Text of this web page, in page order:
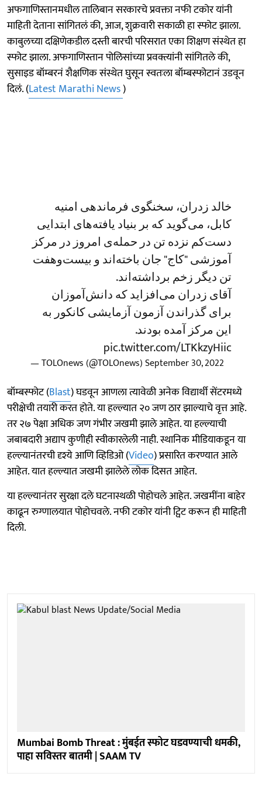
अफगाणिस्तानमधील तालिबान सरकारचे प्रवक्ता नफी टकोर यांनी
माहिती देताना सांगितलं की, आज, शुक्रवारी सकाळी हा स्फोट झाला.
काबुलच्या दक्षिणेकडील दस्ती बारची परिसरात एका शिक्षण संस्थेत हा
स्फोट झाला. अफगाणिस्तान पोलिसांच्या प्रवक्त्यांनी सांगितले की,
सुसाइड बॉम्बरनं शैक्षणिक संस्थेत घुसून स्वतःला बॉम्बस्फोटानं उडवून
दिलं. (Latest Marathi News)
خالد زدران، سخنگوی فرماندهی امنیه
کابل، می‌گوید که بر بنیاد یافته‌های ابتدایی
دست‌کم نزده تن در حمله‌ی امروز در مرکز
آموزشی "کاج" جان باخته‌اند و بیست‌وهفت
تن دیگر زخم برداشته‌اند.
آقای زدران می‌افزاید که دانش‌آموزان
برای گذراندن آزمون آزمایشی کانکور به
این مرکز آمده بودند.
pic.twitter.com/LTKkzyHiic
— TOLOnews (@TOLOnews)September 30, 2022
बॉम्बस्फोट (Blast) घडवून आणला त्यावेळी अनेक विद्यार्थी सेंटरमध्ये
परीक्षेची तयारी करत होते. या हल्ल्यात २० जण ठार झाल्याचे वृत्त आहे.
तर २७ पेक्षा अधिक जण गंभीर जखमी झाले आहेत. या हल्ल्याची
जबाबदारी अद्याप कुणीही स्वीकारलेली नाही. स्थानिक मीडियाकडून या
हल्ल्यानंतरची दृश्ये आणि व्हिडिओ (Video) प्रसारित करण्यात आले
आहेत. यात हल्ल्यात जखमी झालेले लोक दिसत आहेत.
या हल्ल्यानंतर सुरक्षा दले घटनास्थळी पोहोचले आहेत. जखमींना बाहेर
काढून रुग्णालयात पोहोचवले. नफी टकोर यांनी ट्विट करून ही माहिती
दिली.
Mumbai Bomb Threat : मुंबईत स्फोट घडवण्याची धमकी,
पाहा सविस्तर बातमी | SAAM TV